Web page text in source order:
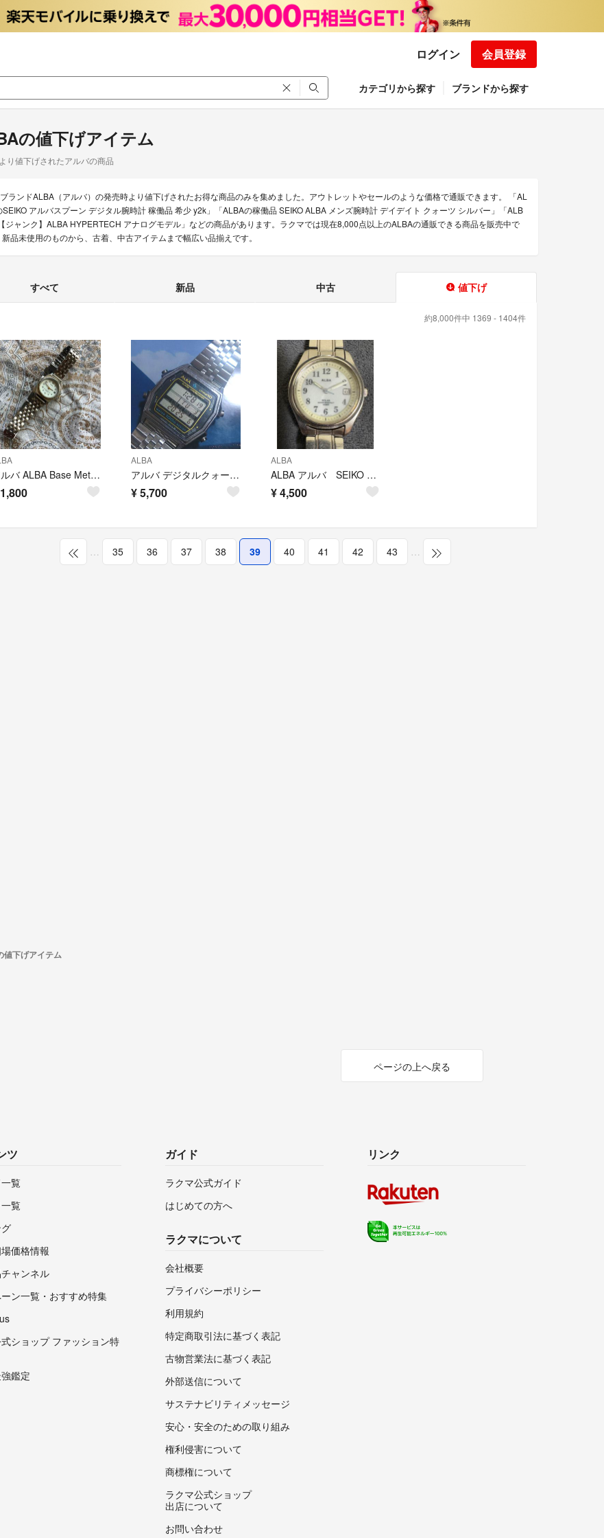
ログイン 会員登録
カテゴリから探す ブランドから探す
の値下げアイテム
り値下げされたアルバの商品
ランドALBA（アルバ）の発売時より値下げされたお得な商品のみを集めました。アウトレットやセールのような価格で通販できます。 「AL
SEIKO アルバスプーン デジタル腕時計 稼働品 希少 y2k」「ALBAの稼働品 SEIKO ALBA メンズ腕時計 デイデイト クォーツ シルバー」「ALB
ジャンク】ALBA HYPERTECH アナログモデル」などの商品があります。ラクマでは現在8,000点以上のALBAの通販できる商品を販売中で
品未使用のものから、古着、中古アイテムまで幅広い品揃えです。
すべて 新品 中古 値下げ
約8,000件中 1369 - 1404件
アルバ ALBA Base Metal V827-0111 A0 レディース時計
1,800
ALBA
アルバ デジタルクォーツ 電池交換済稼働品
¥5,700
ALBA
ALBA アルバ SEIKO セイコー 日本製 金属 ベルトレディース 腕時計
¥4,500
… 35 36 37 38 39 40 41 42 43 …
下げアイテム
ページの上へ戻る
ツ
覧
覧
価格情報
ャンネル
ン一覧・おすすめ特集
ショップ ファッション特
鑑定
ガイド
ラクマ公式ガイド
はじめての方へ
ラクマについて
会社概要
プライバシーポリシー
利用規約
特定商取引法に基づく表記
古物営業法に基づく表記
外部送信について
サステナビリティメッセージ
安心・安全のための取り組み
権利侵害について
商標権について
ラクマ公式ショップ
出店について
お問い合わせ
リンク